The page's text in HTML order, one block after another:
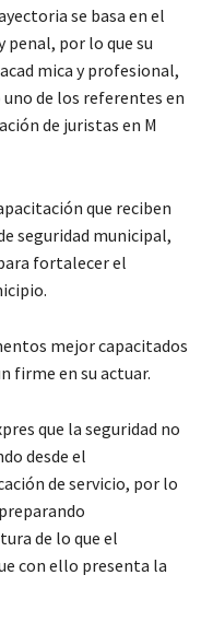
se basa en el
por lo que su
mica y profesional,
de los referentes en
de juristas en M
que reciben
seguridad municipal,
fortalecer el
mejor capacitados
firme en su actuar.
que la seguridad no
desde el
de servicio, por lo
de lo que el
con ello presenta la